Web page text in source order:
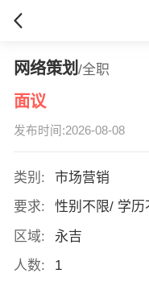
网络策划 /全职
面议
发布时间:2026-08-08
类别:
市场营销
要求:
性别不限/ 学
区域:
永吉
人数:
1